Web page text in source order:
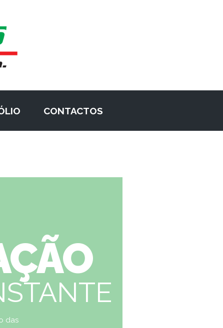
CONTACTOS
das